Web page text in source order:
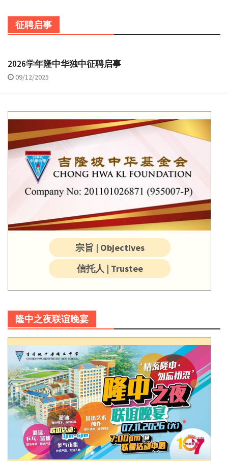
征聘启事
2026学年隆中华独中征聘启事
09/12/2025
宗旨 | Objectives
信托人 | Trustee
隆中之夜联谊晚宴